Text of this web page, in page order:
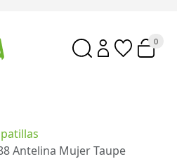
0
Antelina Mujer Taupe